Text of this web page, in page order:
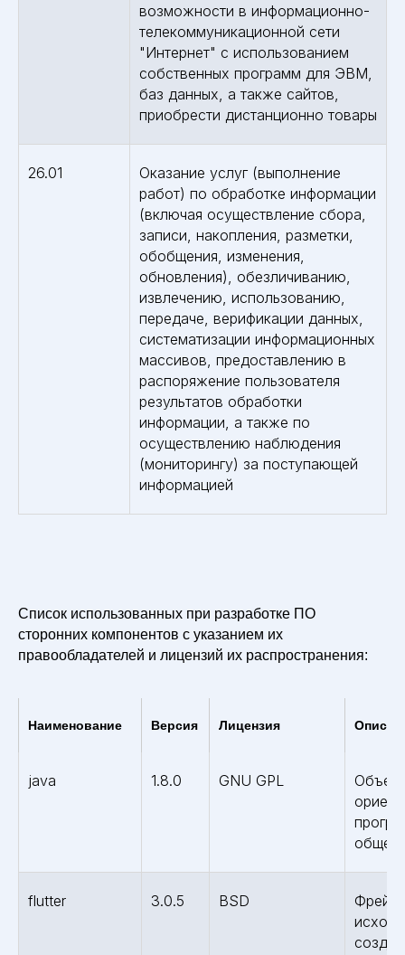
возможности в информационно-
телекоммуникационной сети
"Интернет" с использованием
собственных программ для ЭВМ,
баз данных, а также сайтов,
приобрести дистанционно товары
26.01
Оказание услуг (выполнение
работ) по обработке информации
(включая осуществление сбора,
записи, накопления, разметки,
обобщения, изменения,
обновления), обезличиванию,
извлечению, использованию,
передаче, верификации данных,
систематизации информационных
массивов, предоставлению в
распоряжение пользователя
результатов обработки
информации, а также по
осуществлению наблюдения
(мониторингу) за поступающей
информацией
Список использованных при разработке ПО
сторонних компонентов с указанием их
правообладателей и лицензий их распространения:
Наименование Версия Лицензия
java 1.8.0 GNU GPL
flutter 3.0.5 BSD